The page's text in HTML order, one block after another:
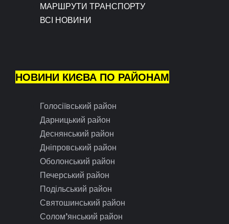
МАРШРУТИ ТРАНСПОРТУ
ВСІ НОВИНИ
НОВИНИ КИЄВА ПО РАЙОНАМ
Голосіївський район
Дарницький район
Деснянський район
Дніпровський район
Оболонський район
Печерський район
Подільський район
Святошинський район
Солом’янський район